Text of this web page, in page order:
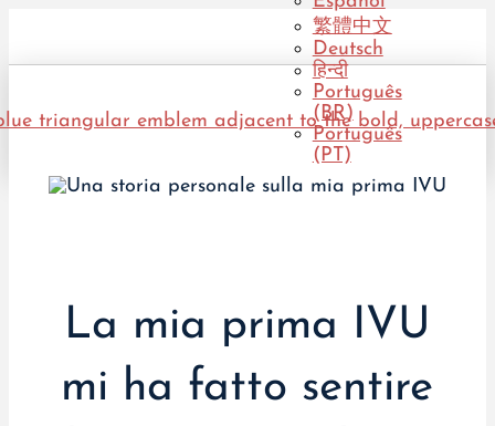
繁體中文
Deutsch
हिन्दी
Português
(BR)
Português
(PT)
La mia prima IVU
mi ha fatto sentire